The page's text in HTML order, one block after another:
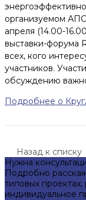
организуемом
апреля (14.00-
выставки-форума
всех, кого
участников.
обсуждению
Подробнее о
Назад к списку
Нужна
Подробно
типовых
индивидуальное